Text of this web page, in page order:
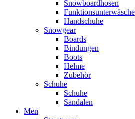
Snowboardhosen
Funktionsunterwäsche
Handschuhe
Snowgear
Boards
Bindungen
Boots
Helme
Zubehör
Schuhe
Schuhe
Sandalen
Men